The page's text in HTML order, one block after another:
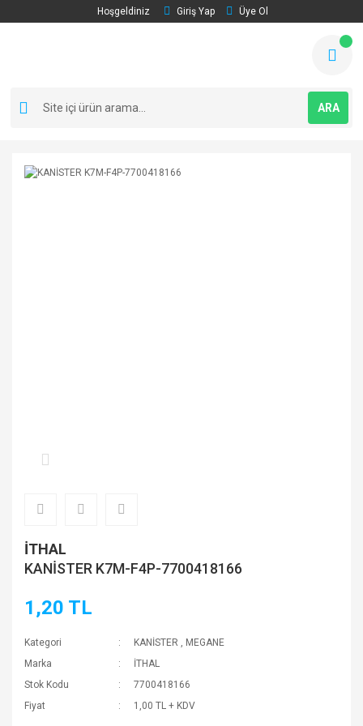
Hoşgeldiniz Giriş Yap Üye Ol
ARA
İTHAL
KANİSTER K7M-F4P-7700418166
1,20 TL
Kategori KANİSTER , MEGANE
Marka
İTHAL
Stok Kodu
7700418166
Fiyat
1,00 TL + KDV